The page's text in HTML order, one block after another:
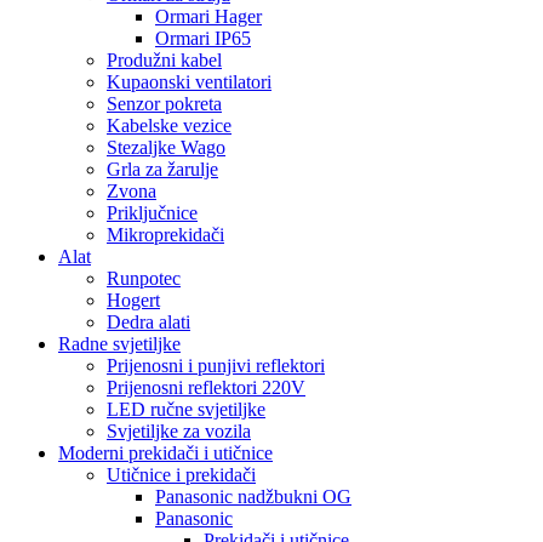
Ormari Hager
Ormari IP65
Produžni kabel
Kupaonski ventilatori
Senzor pokreta
Kabelske vezice
Stezaljke Wago
Grla za žarulje
Zvona
Priključnice
Mikroprekidači
Alat
Runpotec
Hogert
Dedra alati
Radne svjetiljke
Prijenosni i punjivi reflektori
Prijenosni reflektori 220V
LED ručne svjetiljke
Svjetiljke za vozila
Moderni prekidači i utičnice
Utičnice i prekidači
Panasonic nadžbukni OG
Panasonic